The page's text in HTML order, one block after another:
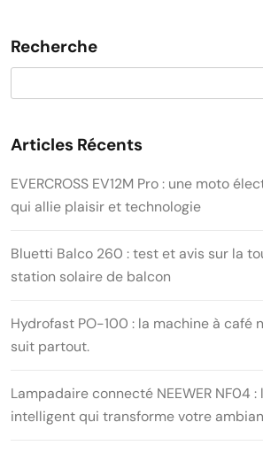
Recherche
Articles Récents
EVERCROSS EV12M Pro : une moto
qui allie plaisir et technologie
Bluetti Balco 260 : test et avis sur la
station solaire de balcon
Hydrofast PO-100 : la machine à café
suit partout.
Lampadaire connecté NEEWER NF04 :
intelligent qui transforme votre